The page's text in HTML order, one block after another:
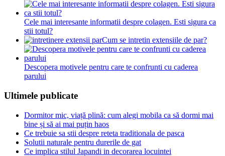
Cele mai interesante informatii despre colagen. Esti sigura ca
stii totul?
Cum se intretin extensiile de par?
Descopera motivele pentru care te confrunti cu caderea
parului
Ultimele publicate
Dormitor mic, viață plină: cum alegi mobila ca să dormi mai
bine și să ai mai puțin haos
Ce trebuie sa stii despre reteta traditionala de pasca
Solutii naturale pentru durerile de gat
Ce implica stilul Japandi in decorarea locuintei